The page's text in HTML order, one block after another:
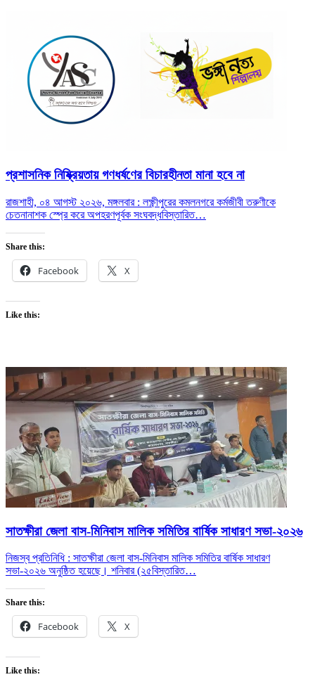
প্রশাসনিক নিষ্ক্রিয়তায় গণধর্ষণের বিচারহীনতা মানা হবে না
রাজশাহী, ০৪ আগস্ট ২০২৬, মঙ্গলবার : লক্ষ্ণীপুরের কমলনগরে কর্মজীবী তরুণীকে
চেতনানাশক স্প্রে করে অপহরণপূর্বক সংঘবদ্ধবিস্তারিত…
Share this:
Facebook X
Like this:
সাতক্ষীরা জেলা বাস-মিনিবাস মালিক সমিতির বার্ষিক সাধারণ সভা-২০২৬
নিজস্ব প্রতিনিধি : সাতক্ষীরা জেলা বাস-মিনিবাস মালিক সমিতির বার্ষিক সাধারণ
সভা-২০২৬ অনুষ্ঠিত হয়েছে। শনিবার (২৫বিস্তারিত…
Share this:
Facebook X
Like this: